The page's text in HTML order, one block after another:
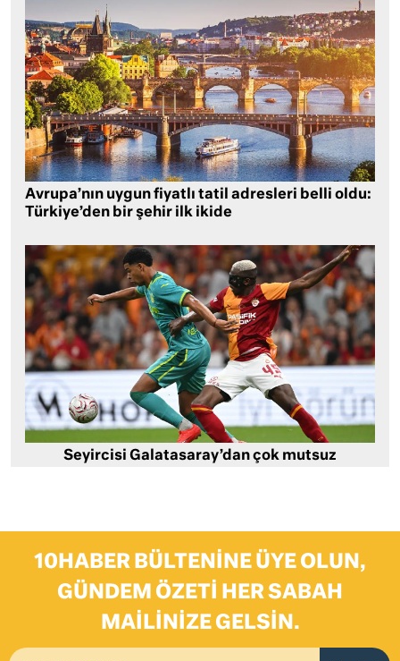
Avrupa’nın uygun fiyatlı tatil adresleri belli oldu:
Türkiye’den bir şehir ilk ikide
Seyircisi Galatasaray’dan çok mutsuz
10HABER BÜLTENINE ÜYE OLUN,
GÜNDEM ÖZETI HER SABAH
MAILINIZE GELSIN.